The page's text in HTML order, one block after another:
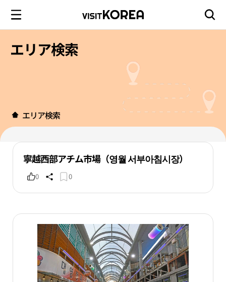
エリア検索
エリア検索
寧越西部アチム市場（영월 서부아침시장）
0 0